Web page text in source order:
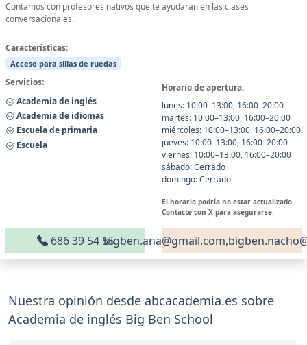
Contamos con profesores nativos que te ayudarán en las clases
conversacionales.
Características:
Acceso para sillas de ruedas
Servicios:
Academia de inglés
Academia de idiomas
Escuela de primaria
Escuela
Horario de apertura:
lunes: 10:00–13:00, 16:00–20:00
martes: 10:00–13:00, 16:00–20:00
miércoles: 10:00–13:00, 16:00–20:00
jueves: 10:00–13:00, 16:00–20:00
viernes: 10:00–13:00, 16:00–20:00
sábado: Cerrado
domingo: Cerrado
El horario podría no estar actualizado.
Contacte con X para asegurarse.
686 39 54 55
Nuestra opinión desde abcacademia.es sobre
Academia de inglés Big Ben School